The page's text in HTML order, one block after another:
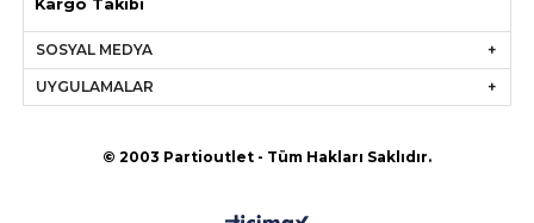
Kargo Takibi
SOSYAL MEDYA
UYGULAMALAR
© 2003 Partioutlet - Tüm Hakları Saklıdır.